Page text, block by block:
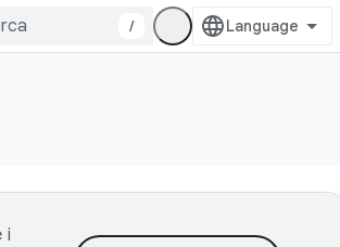
/
i